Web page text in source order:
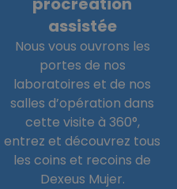
assistée
Nous vous ouvrons les
portes de nos
laboratoires et de nos
salles d’opération dans
cette visite à 360°,
entrez et découvrez tous
les coins et recoins de
Dexeus Mujer.